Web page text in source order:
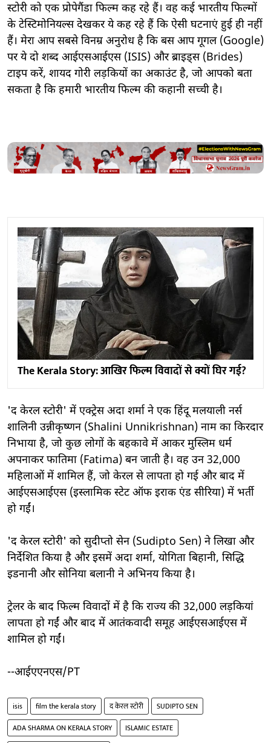
स्टोरी को एक प्रोपेगैंडा फिल्म कह रहे हैं। वह कई भारतीय फिल्मों
के टेस्टिमोनियल्स देखकर ये कह रहे हैं कि ऐसी घटनाएं हुई ही नहीं
हैं। मेरा आप सबसे विनम्र अनुरोध है कि बस आप गूगल (Google)
पर ये दो शब्द आईएसआईएस (ISIS) और ब्राइड्स (Brides)
टाइप करें, शायद गोरी लड़कियों का अकाउंट है, जो आपको बता
सकता है कि हमारी भारतीय फिल्म की कहानी सच्ची है।
The Kerala Story: आखिर फिल्म विवादों से क्यों घिर गई?
'द केरल स्टोरी' में एक्ट्रेस अदा शर्मा ने एक हिंदू मलयाली नर्स
शालिनी उन्नीकृष्णन (Shalini Unnikrishnan) नाम का किरदार
निभाया है, जो कुछ लोगों के बहकावे में आकर मुस्लिम धर्म
अपनाकर फातिमा (Fatima) बन जाती है। वह उन 32,000
महिलाओं में शामिल हैं, जो केरल से लापता हो गई और बाद में
आईएसआईएस (इस्लामिक स्टेट ऑफ इराक एंड सीरिया) में भर्ती
हो गईं।
'द केरल स्टोरी' को सुदीप्तो सेन (Sudipto Sen) ने लिखा और
निर्देशित किया है और इसमें अदा शर्मा, योगिता बिहानी, सिद्धि
इडनानी और सोनिया बलानी ने अभिनय किया है।
ट्रेलर के बाद फिल्म विवादों में है कि राज्य की 32,000 लड़कियां
लापता हो गईं और बाद में आतंकवादी समूह आईएसआईएस में
शामिल हो गईं।
--आईएएनएस/PT
isis film the kerala story द केरल स्टोरी
SUDIPTO SEN
ADA SHARMA ON KERALA STORY
ISLAMIC ESTATE